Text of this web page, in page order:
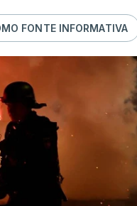
FONTE INFORMATIVA